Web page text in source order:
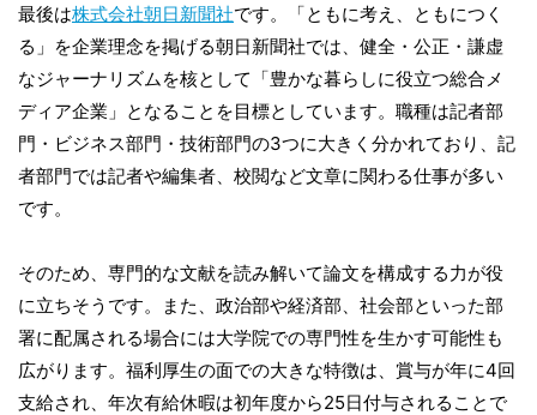
最後は株式会社朝日新聞社です。「ともに考え、ともにつく
る」を企業理念を掲げる朝日新聞社では、健全・公正・謙虚
なジャーナリズムを核として「豊かな暮らしに役立つ総合メ
ディア企業」となることを目標としています。職種は記者部
門・ビジネス部門・技術部門の3つに大きく分かれており、記
者部門では記者や編集者、校閲など文章に関わる仕事が多い
です。
そのため、専門的な文献を読み解いて論文を構成する力が役
に立ちそうです。また、政治部や経済部、社会部といった部
署に配属される場合には大学院での専門性を生かす可能性も
広がります。福利厚生の面での大きな特徴は、賞与が年に4回
支給され、年次有給休暇は初年度から25日付与されることで